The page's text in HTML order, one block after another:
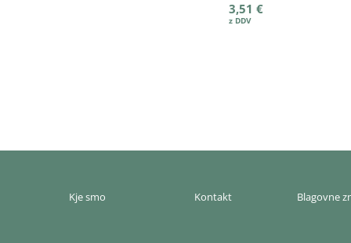
3,51 €
Kje smo Kontakt Blagovne